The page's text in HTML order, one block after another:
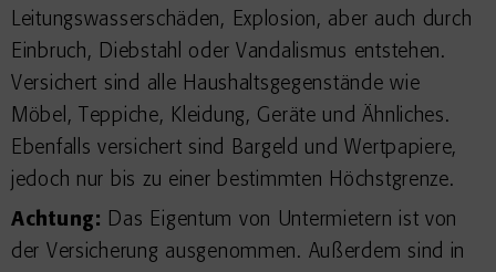
Leitungswasserschäden, Explosion, aber auch durch
Einbruch, Diebstahl oder Vandalismus entstehen.
Versichert sind alle Haushaltsgegenstände wie
Möbel, Teppiche, Kleidung, Geräte und Ähnliches.
Ebenfalls versichert sind Bargeld und Wertpapiere,
jedoch nur bis zu einer bestimmten Höchstgrenze.
Achtung: Das Eigentum von Untermietern ist von
der Versicherung ausgenommen. Außerdem sind in